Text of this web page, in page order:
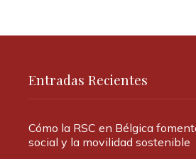
Entradas Recientes
Cómo la RSC en Bélgica
social y la movilidad sostenible